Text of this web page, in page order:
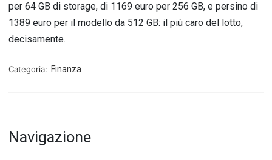
per 64 GB di storage, di 1169 euro per 256 GB, e persino di
1389 euro per il modello da 512 GB: il più caro del lotto,
decisamente.
Categoria: Finanza
Navigazione